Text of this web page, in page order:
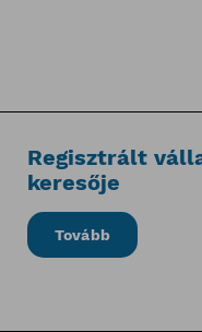
Regisztrált
keresője
Tovább